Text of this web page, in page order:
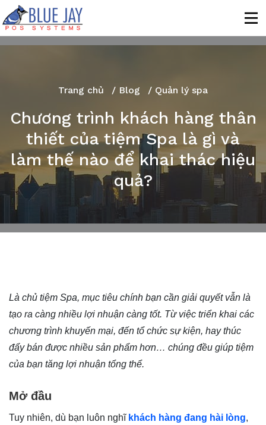
Trang chủ / Blog / Quản lý spa
Chương trình khách hàng thân
thiết của tiệm Spa là gì và
làm thế nào để khai thác hiệu
quả?
Là chủ tiệm Spa, mục tiêu chính bạn cần giải quyết vẫn là
tạo ra càng nhiều lợi nhuận càng tốt. Từ việc triển khai các
chương trình khuyến mại, đến tổ chức sự kiện, hay thúc
đẩy bán được nhiều sản phẩm hơn… chúng đều giúp tiệm
của bạn tăng lợi nhuận tổng thể.
Mở đầu
Tuy nhiên, dù bạn luôn nghĩ khách hàng đang hài lòng,